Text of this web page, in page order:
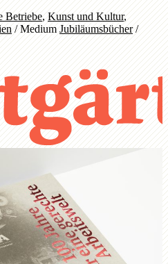
Betriebe,Kunst und Kultur,
/MediumJubiläumsbücher/